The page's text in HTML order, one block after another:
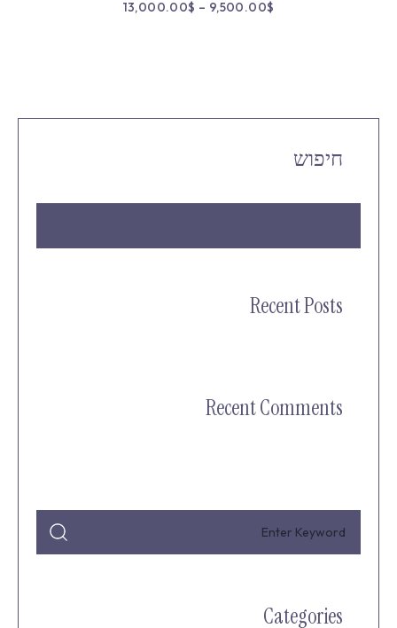
מתוך 5
9,500.00$
–
13,000.00$
חיפוש
Recent Posts
Recent Comments
Categories